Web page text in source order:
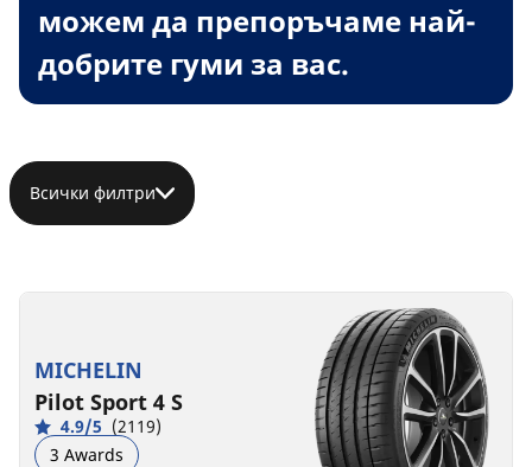
можем да препоръчаме най-
добрите гуми за вас.
Всички филтри
MICHELIN
Pilot Sport 4 S
4.9/5 (2119)
3 Awards